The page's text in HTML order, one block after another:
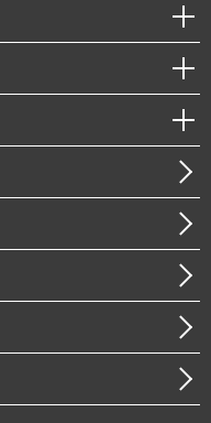
）・防災（政策）
ティ